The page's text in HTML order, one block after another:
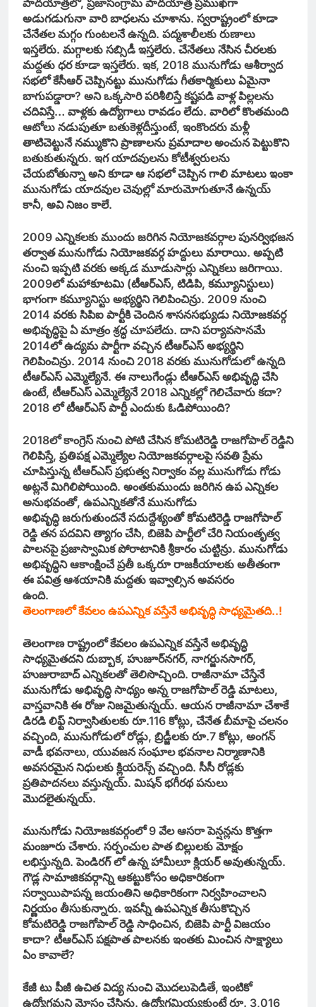
పాదయాత్రలో, ప్రజాసంగ్రామ పాదయాత్ర ప్రముఖ్‌గా
అడుగడుగునా వారి బాధలను చూశాను. స్వరాష్ట్రంలో కూడా
చేనేతల మగ్గం గుంటలనే ఉన్నది. పద్మశాలీలకు రుణాలు
ఇస్తలేరు. మగ్గాలకు సబ్సిడీ ఇస్తలేరు. చేనేతలు నేసిన చీరలకు
మద్దతు ధర కూడా ఇస్తలేరు. ఇక, 2018 మునుగోడు ఆశీర్వాద
సభలో కేసీఆర్‌ చెప్పినట్టు మునుగోడు గీతకార్మికులు ఏమైనా
బాగుపడ్డారా? అని ఒక్కసారి పరిశీలిస్తే కష్టపడి వాళ్ల పిల్లలను
చదివిస్తే… వాళ్లకు ఉద్యోగాలు రావడం లేదు. వారిలో కొంతమంది
ఆటోలు నడుపుతూ బతుకెళ్లదీస్తుంటే, ఇంకొందరు మళ్లీ
తాటిచెట్టునే నమ్ముకొని ప్రాణాలను ప్రమాదాల అంచున పెట్టుకొని
బతుకుతున్నరు. ఇగ యాదవులను కోటీశ్వరులను
చేయబోతున్నా అని కూడా ఆ సభలో చెప్పిన గాలి మాటలు ఇంకా
మునుగోడు యాదవుల చెవుల్లో మారుమోగుతూనే ఉన్నయ్‌
కానీ, అవి నిజం కాలే.
2009 ఎన్నికలకు ముందు జరిగిన నియోజకవర్గాల పునర్విభజన
తర్వాత మునుగోడు నియోజకవర్గ హద్దులు మారాయి. అప్పటి
నుంచి ఇప్పటి వరకు అక్కడ మూడుసార్లు ఎన్నికలు జరిగాయి.
2009లో మహాకూటమి (టీఆర్‌ఎస్‌, టిడిపి, కమ్యూనిస్టులు)
భాగంగా కమ్యూనిస్టు అభ్యర్థిని గెలిపించిన్రు. 2009 నుంచి
2014 వరకు సిపిఐ పార్టీకి చెందిన శాసనసభ్యుడు నియోజకవర్గ
అభివృద్ధిపై ఏ మాత్రం శ్రద్ధ చూపలేదు. దాని పర్యావసానమే
2014లో ఉద్యమ పార్టీగా వచ్చిన టీఆర్‌ఎస్‌ అభ్యర్థిని
గెలిపించిన్రు. 2014 నుంచి 2018 వరకు మునుగోడులో ఉన్నది
టీఆర్‌ఎస్‌ ఎమ్మెల్యేనే. ఈ నాలుగేండ్లు టీఆర్‌ఎస్‌ అభివృద్ధి చేసి
ఉంటే, టీఆర్‌ఎస్‌ ఎమ్మెల్యేనే 2018 ఎన్నికల్లో గెలిచేవారు కదా?
2018 లో టీఆర్‌ఎస్‌ పార్టీ ఎందుకు ఓడిపోయింది?
2018లో కాంగ్రెస్‌ నుంచి పోటి చేసిన కోమటిరెడ్డి రాజగోపాల్‌ రెడ్డిని
గెలిపిస్తే, ప్రతిపక్ష ఎమ్మెల్యేల నియోజకవర్గాలపై సవతి ప్రేమ
చూపిస్తున్న టీఆర్‌ఎస్‌ ప్రభుత్వ నిర్వాకం వల్ల మునుగోడు గోడు
అట్లనే మిగిలిపోయింది. అంతకుముందు జరిగిన ఉప ఎన్నికల
అనుభవంతో, ఉపఎన్నికతోనే మునుగోడు
అభివృద్ధి జరుగుతుందనే సదుద్దేశ్యంతో కోమటిరెడ్డి రాజగోపాల్‌
రెడ్డి తన పదవిని త్యాగం చేసి, బిజెపి పార్టీలో చేరి నియంతృత్వ
పాలనపై ప్రజాస్వామిక పోరాటానికి శ్రీకారం చుట్టిన్రు. మునుగోడు
అభివృద్ధిని ఆకాంక్షించే ప్రతీ ఒక్కరూ రాజకీయాలకు అతీతంగా
ఈ పవిత్ర ఆశయానికి మద్దతు ఇవ్వాల్సిన అవసరం
ఉంది.
తెలంగాణలో కేవలం ఉపఎన్నిక వస్తేనే అభివృద్ధి సాధ్యమైతది..!
తెలంగాణ రాష్ట్రంలో కేవలం ఉపఎన్నిక వస్తేనే అభివృద్ధి
సాధ్యమైతదని దుబ్బాక, హుజూర్‌నగర్‌, నాగర్జునసాగర్‌,
హుజురాబాద్‌ ఎన్నికలతో తెలిసొచ్చింది. రాజీనామా చేస్తేనే
మునుగోడు అభివృద్ధి సాధ్యం అన్న రాజగోపాల్‌ రెడ్డి మాటలు,
వాస్తవానికి ఈ రోజు నిజమైతున్నయ్‌. ఆయన రాజీనామా చేశాకే
డిరడి లిఫ్ట్‌ నిర్వాసితులకు రూ.116 కోట్లు, చేనేత బీమాపై చలనం
వచ్చింది, మునుగోడులో రోడ్లు, బ్రిడ్జీలకు రూ.7 కోట్లు, అంగన్‌
వాడీ భవనాలు, యువజన సంఘాల భవనాల నిర్మాణానికి
అవసరమైన నిధులకు క్లియరెన్స్‌ వచ్చింది. సీసీ రోడ్లకు
ప్రతిపాదనలు వస్తున్నయ్‌. మిషన్‌ భగీరథ పనులు
మొదలైతున్నయ్‌.
మునుగోడు నియోజకవర్గంలో 9 వేల ఆసరా పెన్షన్లను కొత్తగా
మంజూరు చేశారు. సర్పంచుల పాత బిల్లులకు మోక్షం
లభిస్తున్నది. పెండిరగ్‌ లో ఉన్న హామీలూ క్లియర్‌ అవుతున్నయ్‌.
గౌడ్ల సామాజికవర్గాన్ని ఆకట్టుకోసం అధికారికంగా
సర్వాయిపాపన్న జయంతిని అధికారికంగా నిర్వహించాలని
నిర్ణయం తీసుకున్నారు. ఇవన్నీ ఉపఎన్నిక తీసుకొచ్చిన
కోమటిరెడ్డి రాజగోపాల్‌ రెడ్డి సాధించిన, బిజెపి పార్టీ విజయం
కాదా? టీఆర్‌ఎస్‌ పక్షపాత పాలనకు ఇంతకు మించిన సాక్ష్యాలు
ఏం కావాలే?
కేజీ టు పీజీ ఉచిత విద్య నుంచి మొదలుపెడితే, ఇంటికో
ఉద్యోగమని మోసం చేసిన్రు. ఉద్యోగమియ్యకుంటే రూ. 3,016